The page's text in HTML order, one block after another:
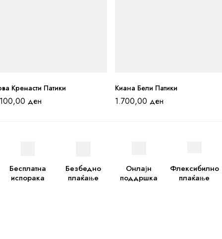
Кремасти Патики
ден
Киана Бели Патики
1.700,00 ден
Бесплатна
испорака
Безбедно
плаќање
Онлајн
поддршка
Флексибилно
плаќање